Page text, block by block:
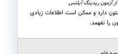
دارد و ممکن است اطلاعات زیادی
را نفهمد.